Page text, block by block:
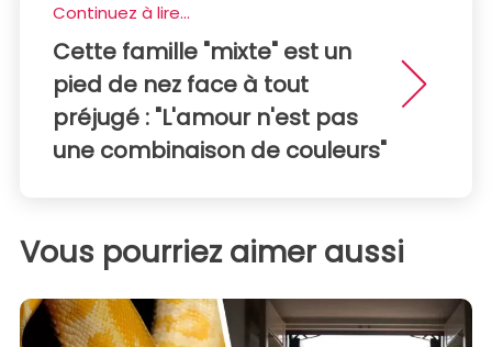
Continuez à lire...
Cette famille "mixte" est un
pied de nez face à tout
préjugé : "L'amour n'est pas
une combinaison de couleurs"
Vous pourriez aimer aussi